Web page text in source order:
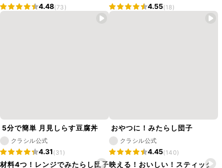
4.48(73) 4.55(18)
5分で簡単 月見しらす豆腐丼
クラシル公式
4.31(31)
おやつに！みたらし団子
クラシル公式
4.45(140)
材料4つ！レンジでみたらし団子映える！おいしい！スティック